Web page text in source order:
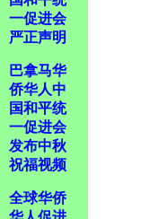
一促进会
严正声明
巴拿马华
侨华人中
国和平统
一促进会
发布中秋
祝福视频
全球华侨